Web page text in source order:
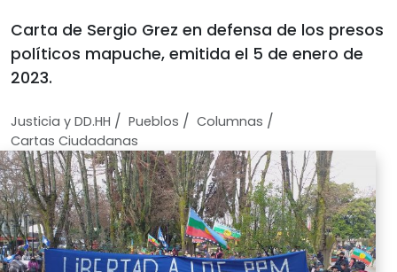
Carta de Sergio Grez en defensa de los presos
políticos mapuche, emitida el 5 de enero de
2023.
Justicia y DD.HH / Pueblos / Columnas /
Cartas Ciudadanas